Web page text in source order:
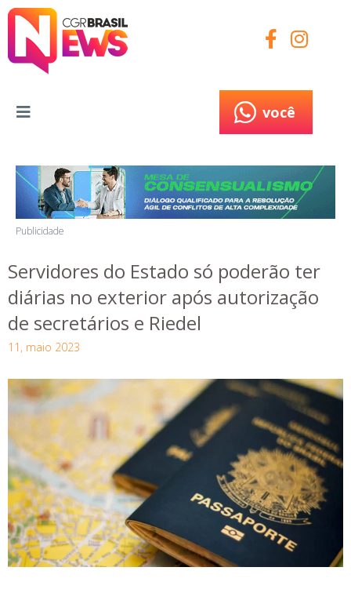
você
Publicidade
Servidores do Estado só poderão ter
diárias no exterior após autorização
de secretários e Riedel
11, maio 2023